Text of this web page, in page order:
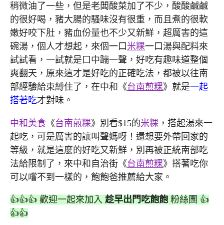
稍微油了一些，但是老闆酸菜加了不少，酸酸鹹鹹
的很好喝，豬大腸的騷味沒有很重，而且煮的很軟
嫩好咬下肚，豬血份量也不少又新鮮，超厲害的這
碗湯，個人才想起，來個一口 米粿一口湯與配料來
試試看，一試就是口中蹦一聲，好吃有趣味道整個
爽翻天，原來這才是好吃的正確吃法，都被以往南
部經驗給束縛住了，在中和《台南煎粿》就是一起
搭著吃才對味。
中和美食 《台南煎粿》別看$15的米粿 ，搭起湯來一
起吃，可是厲害的讓叫聲媽呀！還想要外帶回家的
等級，就是這麼的好吃又新鮮，別再被正統南部吃
法給限制了，來中和自治街《台南煎粿》搭著吃你
可以嚐不到一樣的，飽飽爸推薦給大家。
👍👍👍 歡迎一起來加入 趁早出門吃飽飽 粉絲團 👍
👍👍